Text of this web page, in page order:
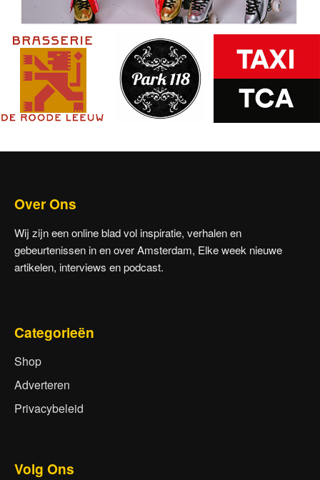
Over Ons
Wij zijn een online blad vol inspiratie, verhalen en
gebeurtenissen in en over Amsterdam, Elke week nieuwe
artikelen, interviews en podcast.
Categorieën
Shop
Adverteren
Privacybeleid
Volg Ons